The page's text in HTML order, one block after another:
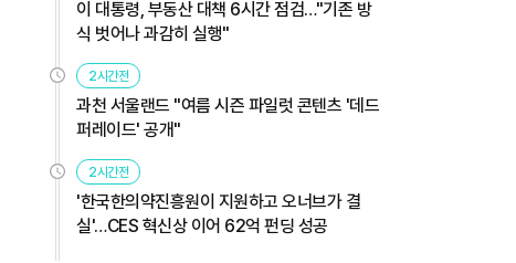
이 대통령, 부동산 대책 6시간 점검…"기존 방
식 벗어나 과감히 실행"
2시간전
과천 서울랜드 "여름 시즌 파일럿 콘텐츠 '데드
퍼레이드' 공개"
2시간전
'한국한의약진흥원이 지원하고 오너브가 결
실'…CES 혁신상 이어 62억 펀딩 성공